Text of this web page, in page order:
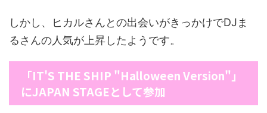
しかし、ヒカルさんとの出会いがきっかけでDJま
るさんの人気が上昇したようです。
「IT'S THE SHIP "Halloween Version"」
にJAPAN STAGEとして参加